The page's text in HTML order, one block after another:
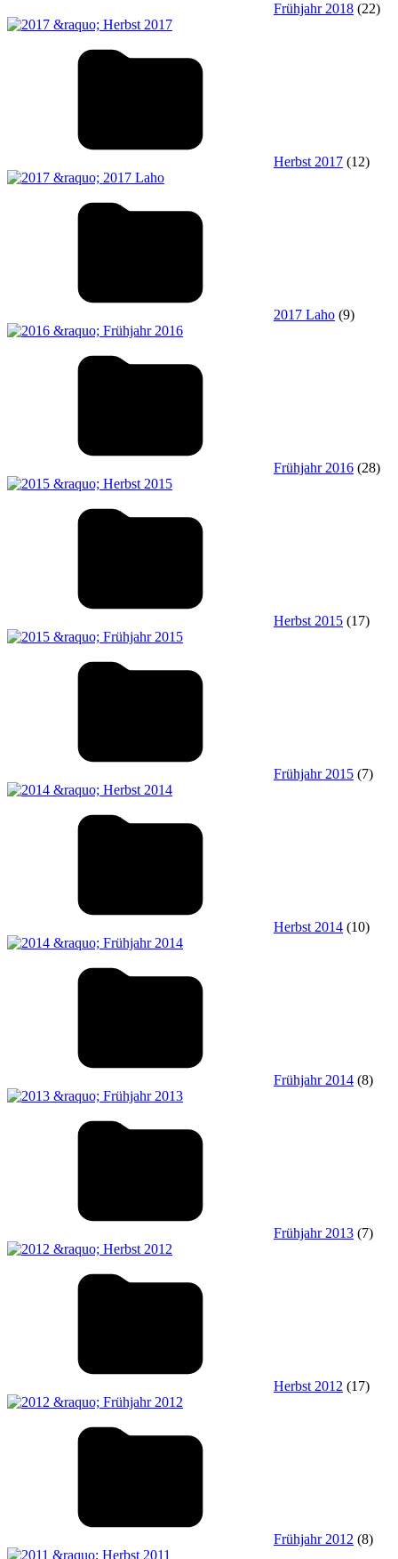
Frühjahr 2018 (22)
Herbst 2017 (12)
2017 Laho (9)
Frühjahr 2016 (28)
Herbst 2015 (17)
Frühjahr 2015 (7)
Herbst 2014 (10)
Frühjahr 2014 (8)
Frühjahr 2013 (7)
Herbst 2012 (17)
Frühjahr 2012 (8)